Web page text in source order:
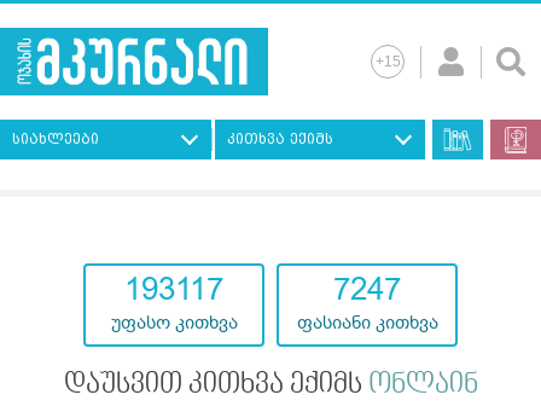
სიახლეები კითხვა ექიმს
193117
უფასო კითხვა
7247
ფასიანი კითხვა
დაუსვით კითხვა ექიმს ონლაინ